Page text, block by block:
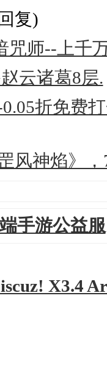
复)
咒师--上千
云诸葛8层.
折免费
风神焰》
手游公益服
X3.4